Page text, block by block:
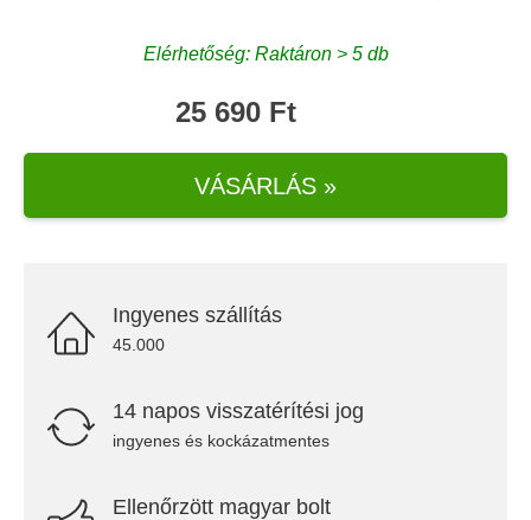
Elérhetőség: Raktáron > 5 db
25 690 Ft
VÁSÁRLÁS »
Ingyenes szállítás
45.000
14 napos visszatérítési jog
ingyenes és kockázatmentes
Ellenőrzött magyar bolt